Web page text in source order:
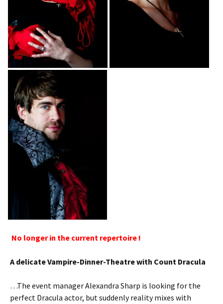
No longer in the current repertoire !
A delicate Vampire-Dinner-Theatre with Count Dracula
…The event manager Alexandra Sharp is looking for the
perfect Dracula actor, but suddenly reality mixes with